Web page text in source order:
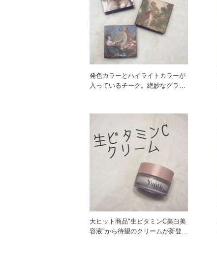
発色カラーとハイライトカラーが
入っているチーク。絶妙なグラデ
大ヒット商品"生ビタミンC美白美
容液"から待望のクリームが新登